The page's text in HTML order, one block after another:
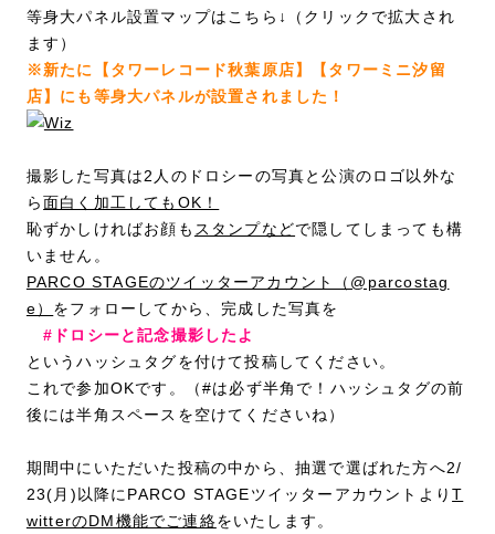
等身大パネル設置マップはこちら↓（クリックで拡大され
ます）
※新たに【タワーレコード秋葉原店】【タワーミニ汐留
店】にも等身大パネルが設置されました！
撮影した写真は2人のドロシーの写真と公演のロゴ以外な
ら面白く加工してもOK！
恥ずかしければお顔も スタンプなどで隠してしまっても構
いません。
PARCO STAGEのツイッターアカウント（@parcostag
e） をフォローしてから、完成した写真を
#ドロシーと記念撮影したよ
というハッシュタグを付けて投稿してください。
これで参加OKです。（#は必ず半角で！ハッシュタグの前
後には半角スペースを空けてくださいね）
期間中にいただいた投稿の中から、抽選で選ばれた方へ2/
23(月)以降にPARCO STAGEツイッターアカウントよりT
witterのDM機能でご連絡をいたします。